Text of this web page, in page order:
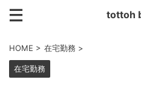
tottoh
HOME > 在宅勤務 >
在宅勤務